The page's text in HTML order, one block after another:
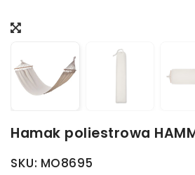
Hamak poliestrowa
SKU: MO8695